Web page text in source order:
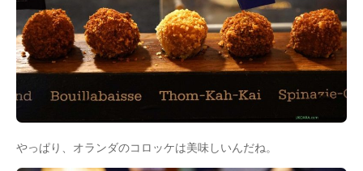
やっぱり、オランダのコロッケは美味しいんだね。